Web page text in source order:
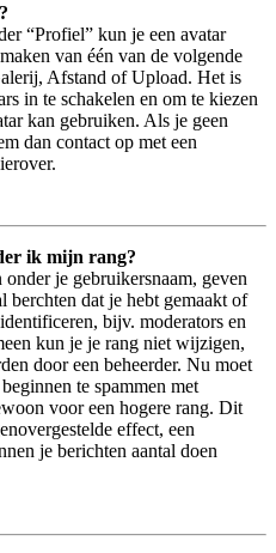
“Profiel” kun je een avatar
van één van de volgende
Afstand of Upload. Het is
in te schakelen en om te kiezen
kan gebruiken. Als je geen
dan contact op met een
ik mijn rang?
je gebruikersnaam, geven
berchten dat je hebt gemaakt of
bijv. moderators en
kun je je rang niet wijzigen,
door een beheerder. Nu moet
te spammen met
voor een hogere rang. Dit
effect, een
je berichten aantal doen